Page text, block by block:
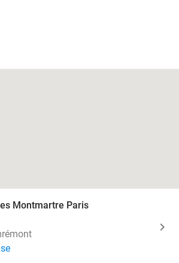
Montmartre Paris